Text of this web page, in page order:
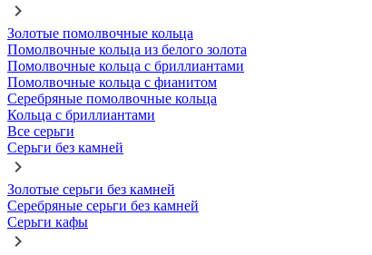
Золотые помолвочные кольца
Помолвочные кольца из белого золота
Помолвочные кольца с бриллиантами
Помолвочные кольца с фианитом
Серебряные помолвочные кольца
Кольца с бриллиантами
Все серьги
Серьги без камней
Золотые серьги без камней
Серебряные серьги без камней
Серьги кафы